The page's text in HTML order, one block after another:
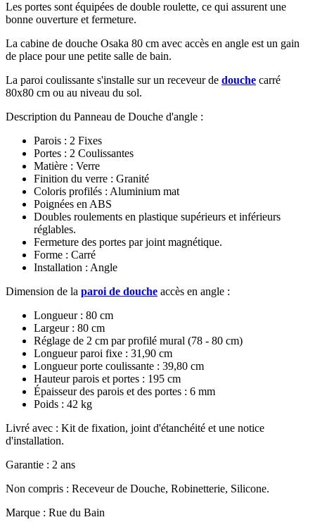
Les portes sont équipées de double roulette, ce qui assurent une
bonne ouverture et fermeture.
La cabine de douche Osaka 80 cm avec accès en angle est un gain
de place pour une petite salle de bain.
La paroi coulissante s'installe sur un receveur de douche carré
80x80 cm ou au niveau du sol.
Description du Panneau de Douche d'angle :
Parois : 2 Fixes
Portes : 2 Coulissantes
Matière : Verre
Finition du verre : Granité
Coloris profilés : Aluminium mat
Poignées en ABS
Doubles roulements en plastique supérieurs et inférieurs
réglables.
Fermeture des portes par joint magnétique.
Forme : Carré
Installation : Angle
Dimension de la paroi de douche accès en angle :
Longueur : 80 cm
Largeur : 80 cm
Réglage de 2 cm par profilé mural (78 - 80 cm)
Longueur paroi fixe : 31,90 cm
Longueur porte coulissante : 39,80 cm
Hauteur parois et portes : 195 cm
Épaisseur des parois et des portes : 6 mm
Poids : 42 kg
Livré avec : Kit de fixation, joint d'étanchéité et une notice
d'installation.
Garantie : 2 ans
Non compris : Receveur de Douche, Robinetterie, Silicone.
Marque : Rue du Bain